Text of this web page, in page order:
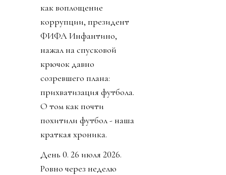
как воплощение
коррупции, президент
ФИФА Инфантино,
нажал на спусковой
крючок давно
созревшего плана:
прихватизация футбола.
О том как почти
похитили футбол - наша
краткая хроника.
День 0. 26 июля 2026.
Ровно через неделю